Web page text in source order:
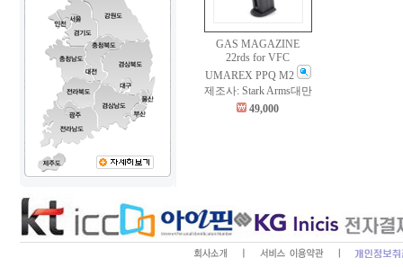
GAS MAGAZINE
22rds for VFC
UMAREX PPQ M2
제조사: Stark Arms대만
49,000